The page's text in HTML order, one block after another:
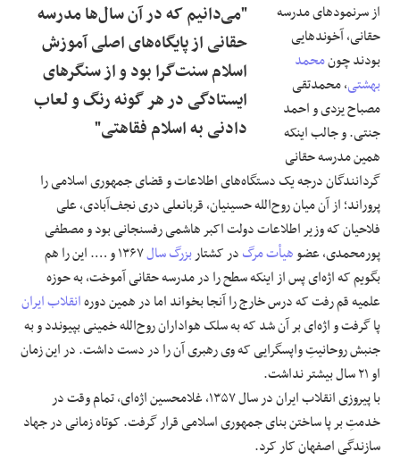
"می‌دانیم که در آن سال‌ها مدرسه‌
حقانی از پایگاه‌های اصلی آموزش
اسلام سنت‌گرا بود و از سنگرهای
ایستادگی در هر گونه رنگ و لعاب
دادنی به اسلام فقاهتی"
از سرنمودهای مدرسه‌
حقانی، آخوندهایی
بودند چونمحمد
بهشتی، محمدتقی
مصباح یزدی و احمد
جنتی. و جالب اینکه
همین مدرسه‌ حقانی
گردانندگان درجه‌ یک دستگاه‌های اطلاعات و قضای جمهوری اسلامی را
پروراند؛ از آن میان روح‌الله حسینیان، قربانعلی دری نجف‌آبادی، علی
فلاحیان که وزیر اطلاعات دولت اکبر هاشمی رفسنجانی بود و مصطفی
پورمحمدی، عضوهیأت مرگدر کشتاربزرگ سال
۱۳۶۷ و …. این را هم
بگویم که اژه‌ای پس از اینکه سطح را در مدرسه‌ حقانی آموخت، به حوزه‌
علمیه قم رفت که درس خارج را آنجا بخواند اما در همین دورهانقلاب ایران
پا گرفت و اژه‌ای بر آن شد که به سلک هواداران روح‌الله خمینی بپیوندد و به
جنبش روحانیتِ واپسگرایی که وی رهبری آن را در دست داشت. در این زمان
او ۲۱ سال بیشتر نداشت.
با پیروزی انقلاب ایران در سال ۱۳۵۷، غلامحسین اژه‌ای، تمام وقت در
خدمتِ بر پا ساختن بنای جمهوری اسلامی قرار گرفت. کوتاه زمانی در جهاد
سازندگی اصفهان کار کرد.